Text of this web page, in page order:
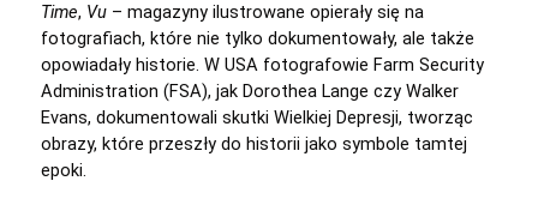
Time, Vu – magazyny ilustrowane opierały się na
fotografiach, które nie tylko dokumentowały, ale także
opowiadały historie. W USA fotografowie Farm Security
Administration (FSA), jak Dorothea Lange czy Walker
Evans, dokumentowali skutki Wielkiej Depresji, tworząc
obrazy, które przeszły do historii jako symbole tamtej
epoki.